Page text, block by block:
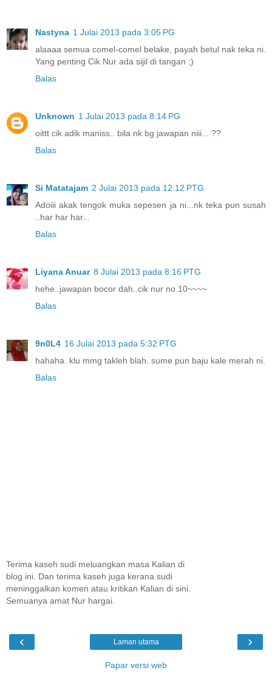
Nastyna 1 Julai 2013 pada 3:05 PG
alaaaa semua comel-comel belake, payah betul nak teka ni.
Yang penting Cik Nur ada sijil di tangan ;)
Balas
Unknown 1 Julai 2013 pada 8:14 PG
oittt cik adik maniss.. bila nk bg jawapan niii... ??
Balas
Si Matatajam 2 Julai 2013 pada 12:12 PTG
Adoiii akak tengok muka sepesen ja ni...nk teka pun susah
..har har har...
Balas
Liyana Anuar 8 Julai 2013 pada 8:16 PTG
hehe..jawapan bocor dah..cik nur no.10~~~~
Balas
9n0L4 16 Julai 2013 pada 5:32 PTG
hahaha. klu mmg takleh blah. sume pun baju kale merah ni.
Balas
Terima kaseh sudi meluangkan masa Kalian di
blog ini. Dan terima kaseh juga kerana sudi
meninggalkan komen atau kritikan Kalian di sini.
Semuanya amat Nur hargai.
‹ ›
Laman utama
Papar versi web